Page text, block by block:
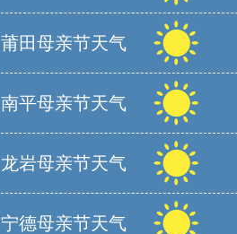
莆田母亲节天气
南平母亲节天气
龙岩母亲节天气
宁德母亲节天气